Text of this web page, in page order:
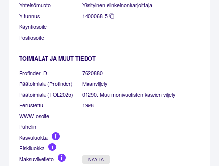
Yhteisömuoto
Yksityinen elinkeinonharjoittaja
Y-tunnus
1400068-5
Käyntiosoite
Postiosoite
TOIMIALAT JA MUUT TIEDOT
Profinder ID
7620880
Päätoimiala (Profinder)
Maanviljely
Päätoimiala (TOL2025)
01290. Muu monivuotisten kasvien viljely
Perustettu
1998
WWW-osoite
Puhelin
Kasvuluokka
Riskiluokka
Maksuviivetieto
NÄYTÄ